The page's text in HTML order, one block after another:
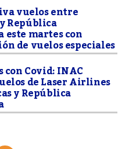
vuelos entre
República
este martes con
de vuelos especiales
con Covid: INAC
de Laser Airlines
y República